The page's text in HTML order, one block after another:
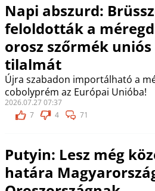
Napi abszurd:
feloldották a
orosz szőrmék uniós
tilalmát
Újra szabadon importálható a
cobolyprém az Európai Unióba!
2026.07.27 07:37
7
4 71
Putyin: Lesz még
határa